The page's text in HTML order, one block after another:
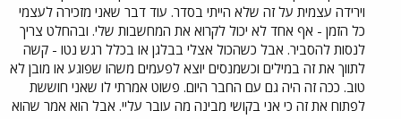
וירידה עצמית על זה שלא הייתי בסדר. עוד דבר שאני מזכירה לעצמי
כל הזמן - אף אחד לא יכול לקרוא את המחשבות שלי. ובהחלט צריך
לנסות להסביר. אבל כשהכול אצלי בבלגן או בכלל רגש נטו - קשה
לתווך את זה במילים וכשמנסים יוצא לפעמים משהו שפוגע או מובן לא
טוב. ככה זה היה גם עם החבר היום. פשוט אמרתי לו שאני חוששת
לפתוח את זה כי אני בקושי מבינה מה עובר עליי. אבל הוא אמר שהוא